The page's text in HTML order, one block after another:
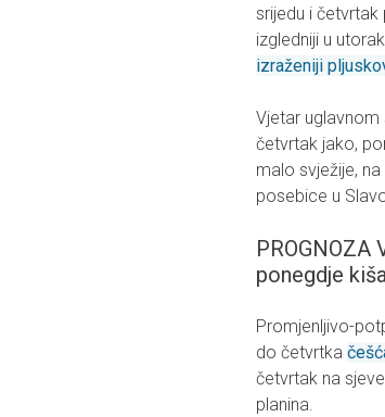
srijedu i
izgledniji u
izraženiji
Vjetar uglavnom
četvrtak jako,
malo svježije,
posebice u
PROGNOZA
ponegdje
Promjenljivo-
do četvrtka
četvrtak na
planina.